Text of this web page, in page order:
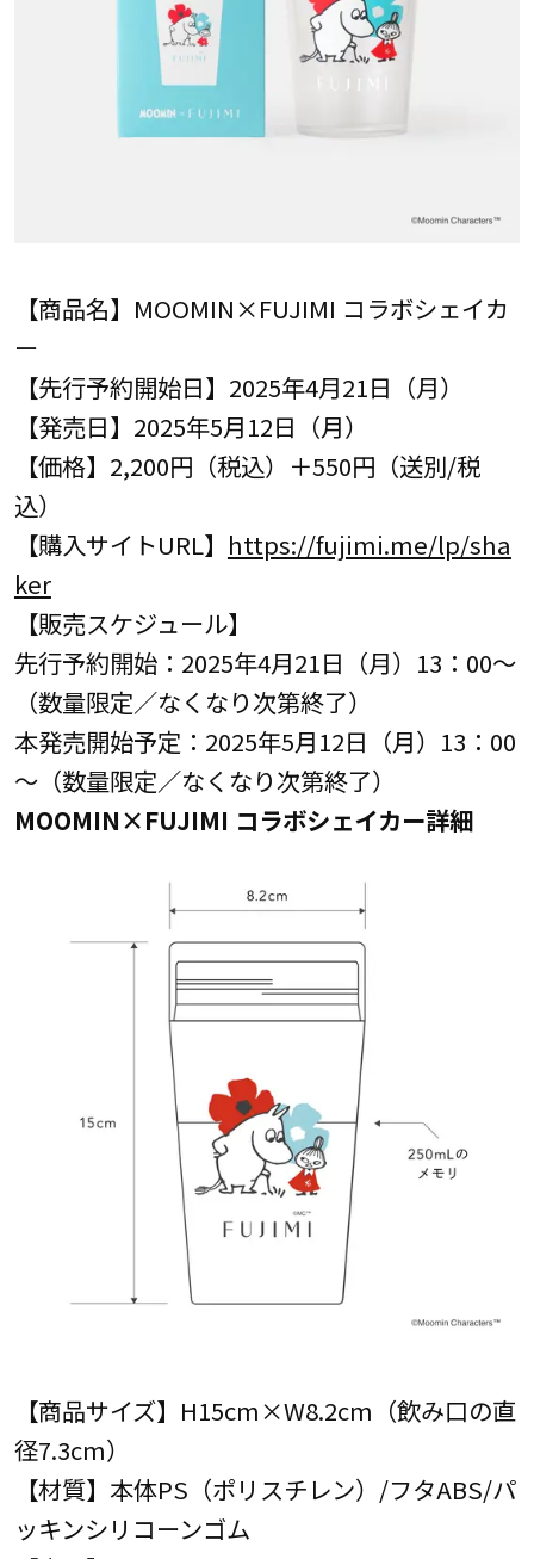
【商品名】MOOMIN×FUJIMI コラボシェイカ
ー
【先行予約開始日】2025年4月21日（月）
【発売日】2025年5月12日（月）
【価格】2,200円（税込）＋550円（送別/税
込）
【購入サイトURL】 https://fujimi.me/lp/sha
ker
【販売スケジュール】
先行予約開始：2025年4月21日（月）13：00～
（数量限定／なくなり次第終了）
本発売開始予定：2025年5月12日（月）13：00
～（数量限定／なくなり次第終了）
MOOMIN×FUJIMI コラボシェイカー詳細
【商品サイズ】H15cm×W8.2cm（飲み口の直
径7.3cm）
【材質】本体PS（ポリスチレン）/フタABS/パ
ッキンシリコーンゴム